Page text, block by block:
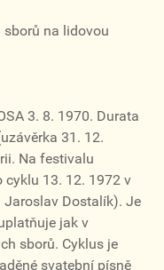
na lidovou
3. 8. 1970. Durata
31. 12.
Na festivalu
cyklu 13. 12. 1972 v
Jaroslav Dostalík). Je
jak v
sborů. Cyklus je
svatební písně